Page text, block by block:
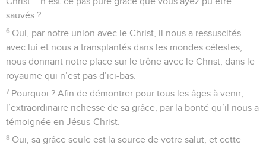
sauvés ?
6 Oui, par notre union avec le Christ, il nous a ressuscités
avec lui et nous a transplantés dans les mondes célestes,
nous donnant notre place sur le trône avec le Christ, dans le
royaume qui n’est pas d’ici-bas.
7 Pourquoi ? Afin de démontrer pour tous les âges à venir,
l’extraordinaire richesse de sa grâce, par la bonté qu’il nous a
témoignée en Jésus-Christ.
8 Oui, sa grâce seule est la source de votre salut, et cette